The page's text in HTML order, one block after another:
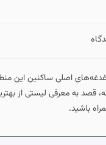
اصلی ساکنین این
به معرفی لیستی از
باشید.